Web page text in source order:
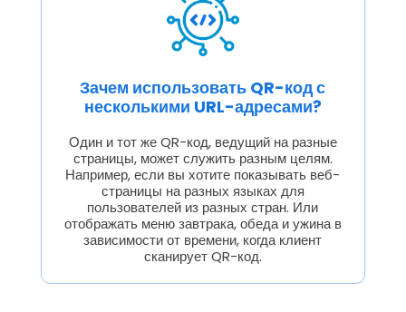
Зачем использовать QR-код с
несколькими URL-адресами?
Один и тот же QR-код, ведущий на разные
страницы, может служить разным целям.
Например, если вы хотите показывать веб-
страницы на разных языках для
пользователей из разных стран. Или
отображать меню завтрака, обеда и ужина в
зависимости от времени, когда клиент
сканирует QR-код.